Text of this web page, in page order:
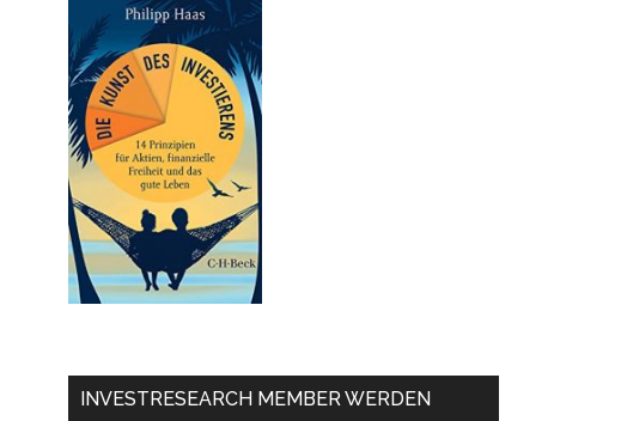
INVESTRESEARCH MEMBER WERDEN